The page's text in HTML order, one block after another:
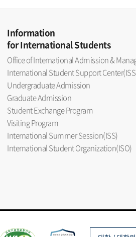
Information
for International Students
Office of International Admission &
International Student Support
Undergraduate Admission
Graduate Admission
Student Exchange Program
Visiting Program
International Summer Session(ISS)
International Student Organization(ISO)